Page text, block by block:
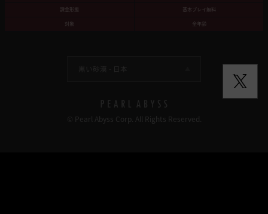
課金形態
基本プレイ無料
対象
全年齢
黒い砂漠 - 日本
© Pearl Abyss Corp. All Rights Reserved.